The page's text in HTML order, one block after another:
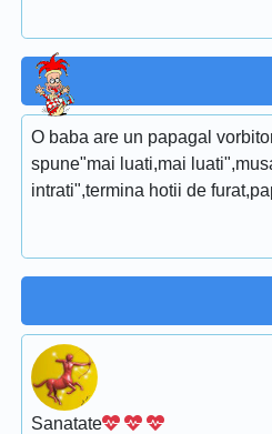
O baba are un papagal
spune"mai luati,mai
intrati",termina hotii de
Sanatate